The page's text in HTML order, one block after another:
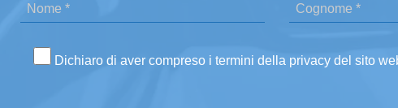
Dichiaro di aver compreso i termini della privacy del sito